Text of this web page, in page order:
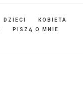
DZIECI
KOBIETA
PISZĄ O MNIE